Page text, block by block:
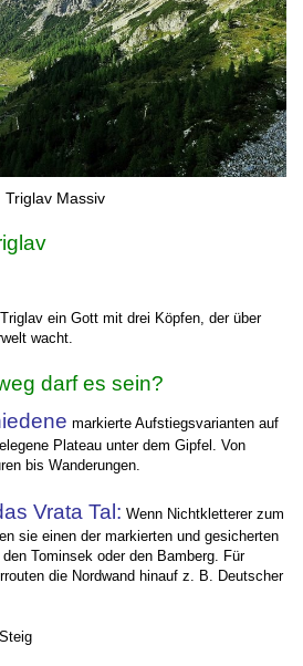
Triglav Massiv
ein Gott mit drei Köpfen, der über
wacht.
darf es sein?
markierte Aufstiegsvarianten auf
Plateau unter dem Gipfel. Von
bis Wanderungen.
Vrata Tal: Wenn Nichtkletterer zum
sie einen der markierten und gesicherten
Tominsek oder den Bamberg. Für
die Nordwand hinauf z. B. Deutscher